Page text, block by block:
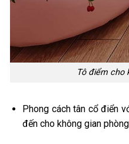
Tô điểm cho
Phong cách tân cổ điển
đến cho không gian